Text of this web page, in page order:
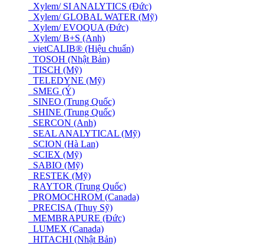
Xylem/ SI ANALYTICS (Đức)
Xylem/ GLOBAL WATER (Mỹ)
Xylem/ EVOQUA (Đức)
Xylem/ B+S (Anh)
vietCALIB® (Hiệu chuẩn)
TOSOH (Nhật Bản)
TISCH (Mỹ)
TELEDYNE (Mỹ)
SMEG (Ý)
SINEO (Trung Quốc)
SHINE (Trung Quốc)
SERCON (Anh)
SEAL ANALYTICAL (Mỹ)
SCION (Hà Lan)
SCIEX (Mỹ)
SABIO (Mỹ)
RESTEK (Mỹ)
RAYTOR (Trung Quốc)
PROMOCHROM (Canada)
PRECISA (Thuỵ Sỹ)
MEMBRAPURE (Đức)
LUMEX (Canada)
HITACHI (Nhật Bản)